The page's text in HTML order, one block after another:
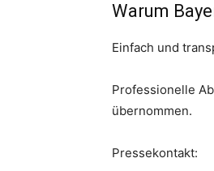
Warum
Einfach und
Professionelle
übernommen.
Pressekontakt: